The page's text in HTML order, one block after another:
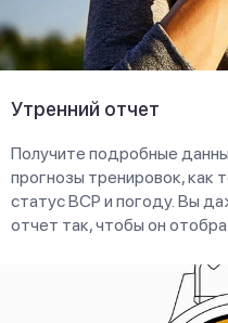
Утренний отчет
Получите подробные
прогнозы тренировок, как
статус ВСР и погоду. Вы
отчет так, чтобы он